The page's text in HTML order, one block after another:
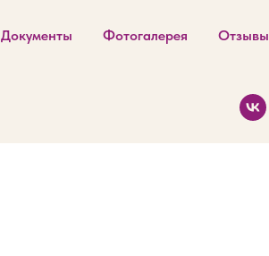
Документы Фотогалерея Отзывы